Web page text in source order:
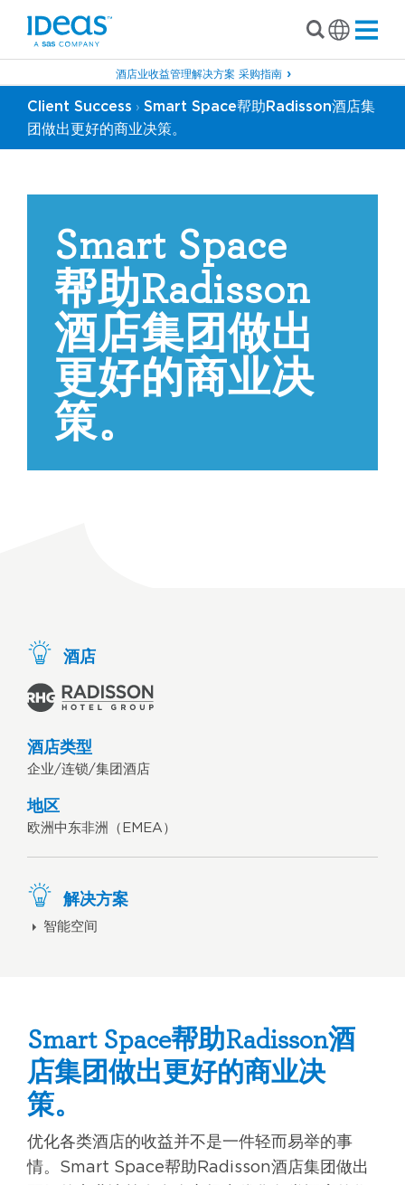
酒店业收益管理解决方案 采购指南
Client Success › Smart Space帮助Radisson酒店集
团做出更好的商业决策。
Smart Space
帮助Radisson
酒店集团做出
更好的商业决
策。
酒店
酒店类型
企业/连锁/集团酒店
地区
欧洲中东非洲（EMEA）
解决方案
智能空间
Smart Space帮助Radisson酒
店集团做出更好的商业决
策。
优化各类酒店的收益并不是一件轻而易举的事
情。Smart Space帮助Radisson酒店集团做出